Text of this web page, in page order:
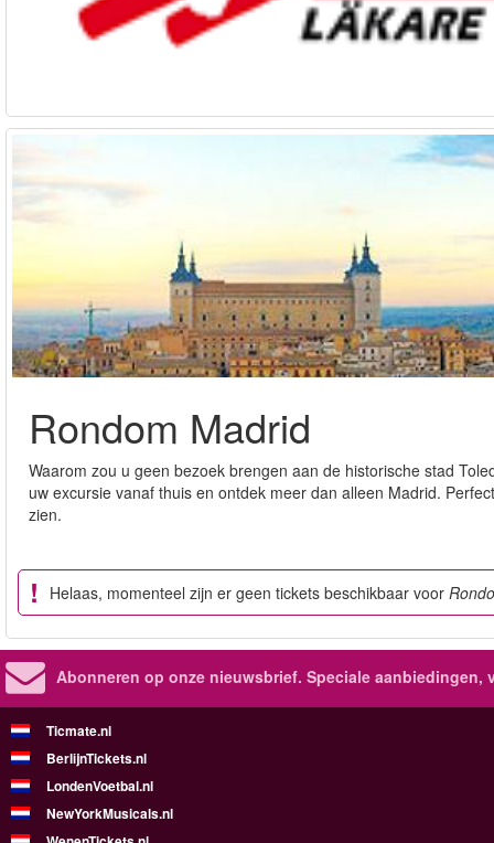
Rondom Madrid
Waarom zou u geen bezoek brengen aan de historische stad
uw excursie vanaf thuis en ontdek meer dan alleen Madrid.
zien.
Helaas, momenteel zijn er geen tickets beschikbaar voor
Abonneren op onze nieuwsbrief. Speciale aanbiedingen,
Ticmate.nl
BerlijnTickets.nl
LondenVoetbal.nl
NewYorkMusicals.nl